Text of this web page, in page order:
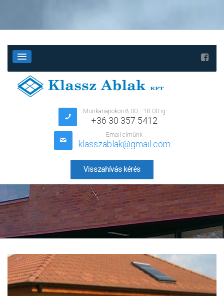
Munkanapokon 8.00 - -18.00-ig
+36 30 357 5412
Email címünk
klasszablak@gmail.com
Visszahívás kérés